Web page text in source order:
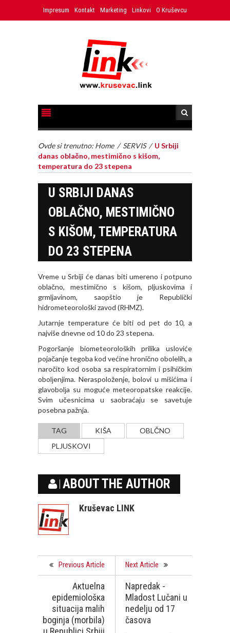
Impresum Kontakt Marketing Linkovi O Kruševcu
Ovde si trenutno: Home / SERVIS / U Srbiji
danas oblačno, mestimično s kišom,
temperatura do 23 stepena
U SRBIJI DANAS
OBLAČNO, MESTIMIČNO
S KIŠOM, TEMPERATURA
DO 23 STEPENA
Vreme u Srbiji će danas biti umereno i potpuno
oblačno, mestimično s kišom, pljuskovima i
grmljavinom, saopštio je Republički
hidrometeorološki zavod (RHMZ).
Jutarnje temperature će biti od pet do 10, a
najviše dnevne od 10 do 23 stepena.
Pogoršanje biometeoroloških prilika usloviće
pojačanje tegoba kod većine hronično obolelih, a
naročito kod osoba sa respiratornim i psihičkim
obolјenjima. Neraspoloženje, bolovi u mišićima i
glavobolјa su moguće meteoropatske reakcije.
Svim učesnicima u saobraćaju se savetuje
posebna pažnja.
TAG KIŠA
OBLČNO
PLJUSKOVI
ABOUT THE AUTHOR
Kruševac LINK
Previous Article
Акtuеlnа
еpidеmiоlоšка
situаciја mаlih
bоginjа (mоrbilа)
Next Article
Napredak -
Mladost Lučani u
nedelju od 17
časova